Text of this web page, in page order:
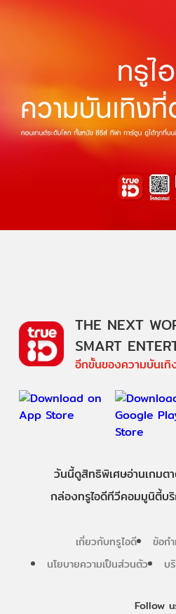
Follow
THE NEXT
SMART
อีกขั้นของความบันเ
วันนี้ดูสิทธิพิเศษอ่านเกมต
กล่องทรูไอดีทีวีคอมมูนิตี้บ
เกี่ยวกับทรูไอดี
ข้อก
นโยบายความเป็นส่วนตัว
บ